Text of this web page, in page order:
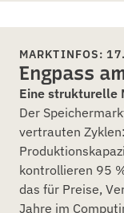
MARKTINFOS:
Engpass
Eine strukturelle
Der
vertrauten
kontrollieren 95
das für Preise,
Jahre im